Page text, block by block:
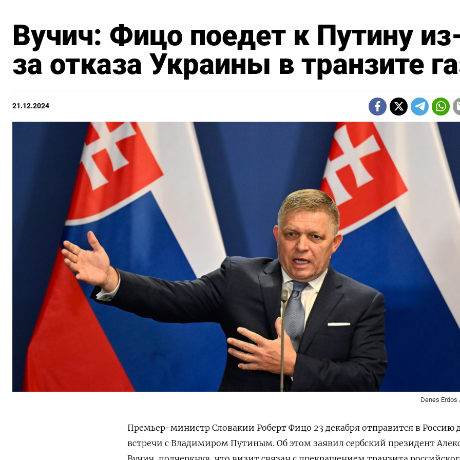
Вучич: Фицо поедет к Путину
за отказа Украины в транзите
21.12.2024
Denes
Премьер-министр Словакии Роберт Фицо 23 декабря отправится в Россию
встречи с Владимиром Путиным. Об этом заявил сербский президент